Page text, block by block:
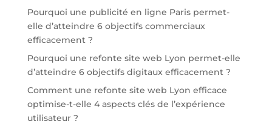
Pourquoi une publicité en ligne Paris permet-
elle d’atteindre 6 objectifs commerciaux
efficacement ?
Pourquoi une refonte site web Lyon permet-elle
d’atteindre 6 objectifs digitaux efficacement ?
Comment une refonte site web Lyon efficace
optimise-t-elle 4 aspects clés de l’expérience
utilisateur ?